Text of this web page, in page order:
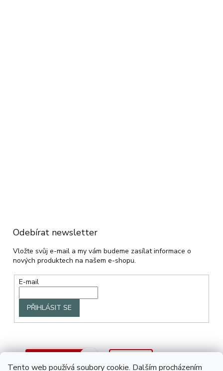
Tento web používá soubory cookie. Dalším procházením
Odebírat newsletter
Vložte svůj e-mail a my vám budeme zasílat informace o
nových produktech na našem e-shopu.
E-mail
PŘIHLÁSIT SE